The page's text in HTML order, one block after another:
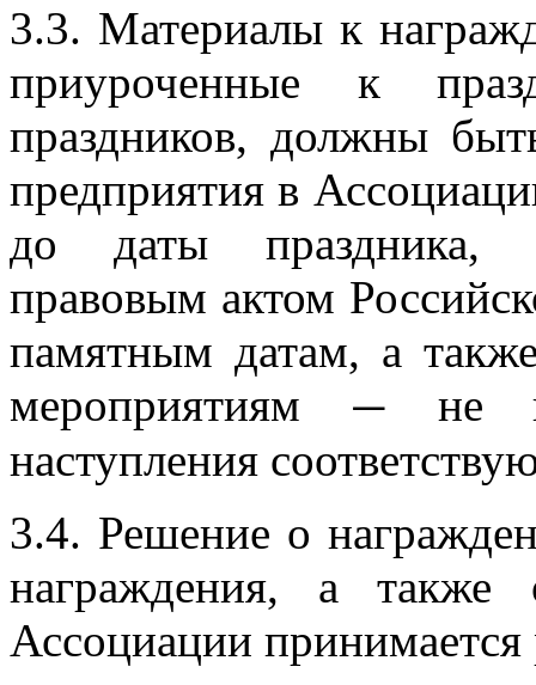
3.3. Материалы к
приуроченные к
праздников, должны
предприятия в
до даты праздника,
правовым актом
памятным датам, а
мероприятиям
—
не
наступления
3.4. Решение о
награждения, а также
Ассоциации